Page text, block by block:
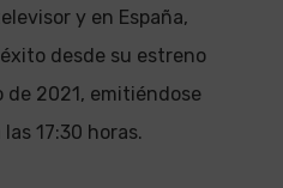
y en España,
desde su estreno
de 2021, emitiéndose
17:30 horas.